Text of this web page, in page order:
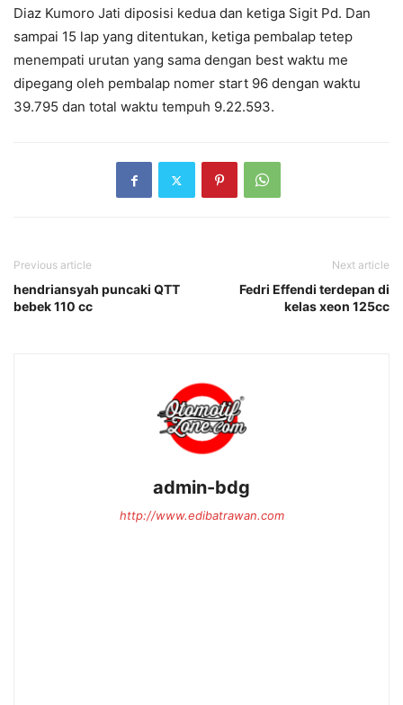
Diaz Kumoro Jati diposisi kedua dan ketiga Sigit Pd. Dan
sampai 15 lap yang ditentukan, ketiga pembalap tetep
menempati urutan yang sama dengan best waktu me
dipegang oleh pembalap nomer start 96 dengan waktu
39.795 dan total waktu tempuh 9.22.593.
Previous article
hendriansyah puncaki QTT
bebek 110 cc
Next article
Fedri Effendi terdepan di
kelas xeon 125cc
admin-bdg
http://www.edibatrawan.com